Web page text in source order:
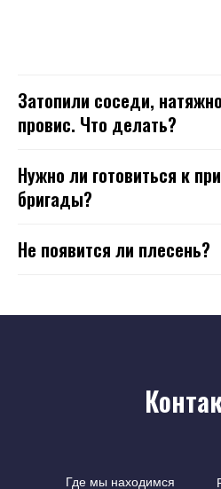
Затопили соседи,
провис. Что делать?
Нужно ли готовиться к
бригады?
Не появится ли плесень?
Где мы находимся